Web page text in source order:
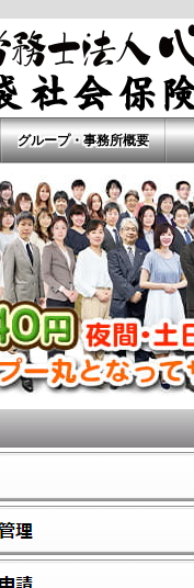
グループ・事務所概要